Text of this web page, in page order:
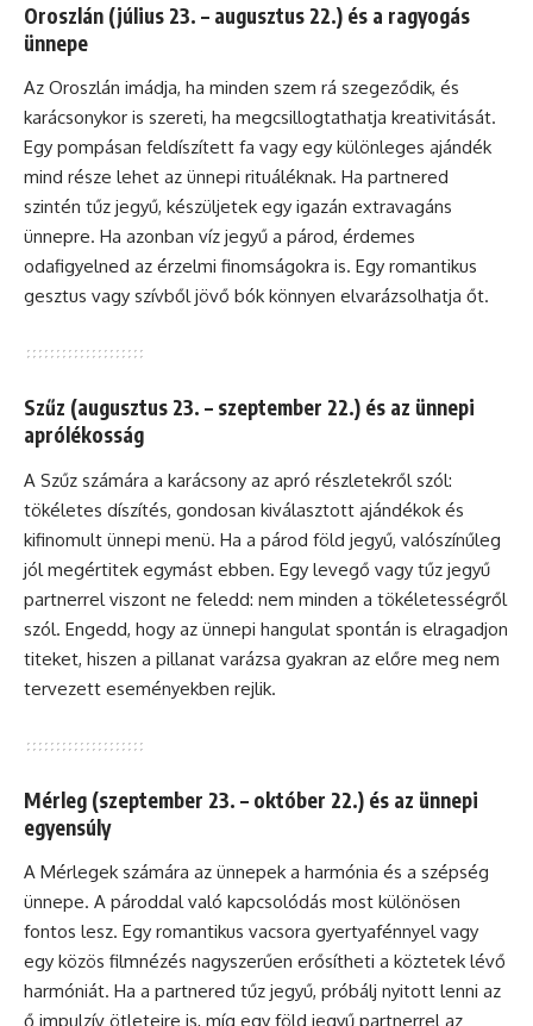
Oroszlán (július 23. – augusztus 22.) és a ragyogás
ünnepe
Az Oroszlán imádja, ha minden szem rá szegeződik, és
karácsonykor is szereti, ha megcsillogtathatja kreativitását.
Egy pompásan feldíszített fa vagy egy különleges ajándék
mind része lehet az ünnepi rituáléknak. Ha partnered
szintén tűz jegyű, készüljetek egy igazán extravagáns
ünnepre. Ha azonban víz jegyű a párod, érdemes
odafigyelned az érzelmi finomságokra is. Egy romantikus
gesztus vagy szívből jövő bók könnyen elvarázsolhatja őt.
Szűz (augusztus 23. – szeptember 22.) és az ünnepi
aprólékosság
A Szűz számára a karácsony az apró részletekről szól:
tökéletes díszítés, gondosan kiválasztott ajándékok és
kifinomult ünnepi menü. Ha a párod föld jegyű, valószínűleg
jól megértitek egymást ebben. Egy levegő vagy tűz jegyű
partnerrel viszont ne feledd: nem minden a tökéletességről
szól. Engedd, hogy az ünnepi hangulat spontán is elragadjon
titeket, hiszen a pillanat varázsa gyakran az előre meg nem
tervezett eseményekben rejlik.
Mérleg (szeptember 23. – október 22.) és az ünnepi
egyensúly
A Mérlegek számára az ünnepek a harmónia és a szépség
ünnepe. A pároddal való kapcsolódás most különösen
fontos lesz. Egy romantikus vacsora gyertyafénnyel vagy
egy közös filmnézés nagyszerűen erősítheti a köztetek lévő
harmóniát. Ha a partnered tűz jegyű, próbálj nyitott lenni az
ő impulzív ötleteire is, míg egy föld jegyű partnerrel az